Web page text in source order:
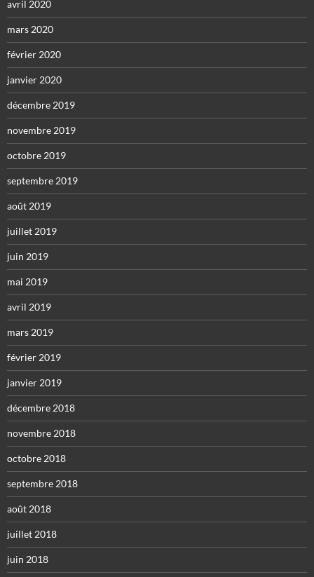
avril 2020
mars 2020
février 2020
janvier 2020
décembre 2019
novembre 2019
octobre 2019
septembre 2019
août 2019
juillet 2019
juin 2019
mai 2019
avril 2019
mars 2019
février 2019
janvier 2019
décembre 2018
novembre 2018
octobre 2018
septembre 2018
août 2018
juillet 2018
juin 2018